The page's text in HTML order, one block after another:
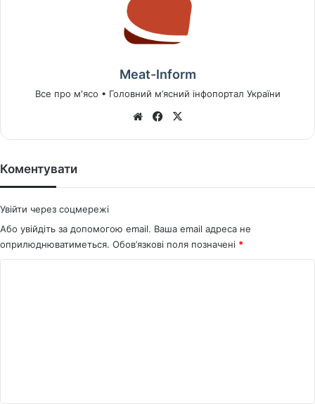
Meat-Inform
Все про м'ясо • Головний м’ясний інфопортал України
We
Fa
Коментувати
Увійти через соцмережі
Або увійдіть за допомогою email. Ваша email адреса не
оприлюднюватиметься. Обов’язкові поля позначені *